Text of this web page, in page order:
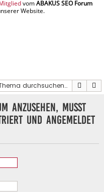
Suche
anzusehen, musst
und angemeldet